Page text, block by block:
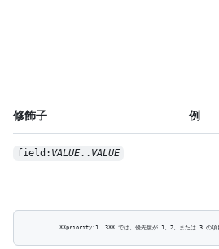
修飾子 例
field: VALUE.. VALUE